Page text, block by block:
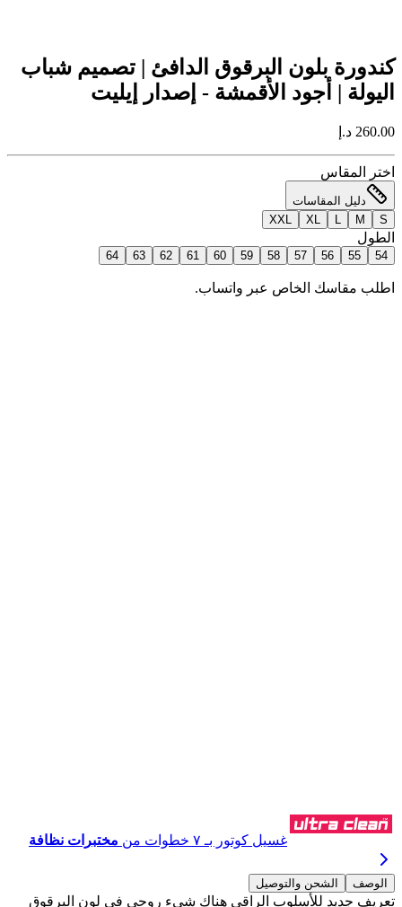
كندورة بلون البرقوق الدافئ | تصميم شباب
اليولة | أجود الأقمشة - إصدار إيليت
260.00 د.إ
اختر المقاس
دليل المقاسات
S
M
XL
XXL
الطول
54
55
56
57
58
59
60
61
62
63
64
اطلب مقاسك الخاص عبر واتساب.
غسيل كوتور بـ ٧ خطوات من مختبرات نظافة
الوصف الشحن والتوصيل
تعريف جديد للأسلوب الراقي هناك شيء روحي في لون البرقوق